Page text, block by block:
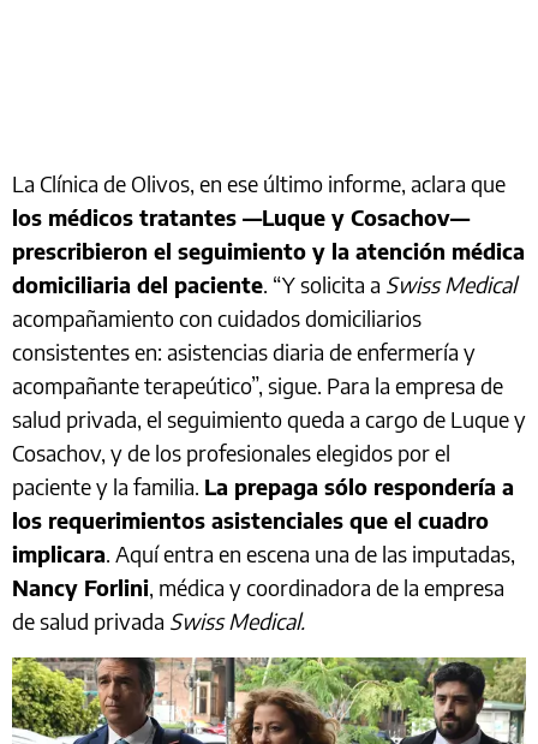
La Clínica de Olivos, en ese último informe, aclara que
los médicos tratantes —Luque y Cosachov—
prescribieron el seguimiento y la atención médica
domiciliaria del paciente. “Y solicita a Swiss Medical
acompañamiento con cuidados domiciliarios
consistentes en: asistencias diaria de enfermería y
acompañante terapeútico”, sigue. Para la empresa de
salud privada, el seguimiento queda a cargo de Luque y
Cosachov, y de los profesionales elegidos por el
paciente y la familia. La prepaga sólo respondería a
los requerimientos asistenciales que el cuadro
implicara. Aquí entra en escena una de las imputadas,
Nancy Forlini, médica y coordinadora de la empresa
de salud privada Swiss Medical.